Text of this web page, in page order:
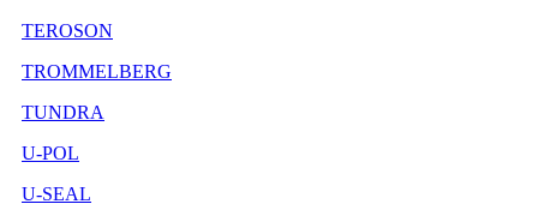
TEROSON
TROMMELBERG
TUNDRA
U-POL
U-SEAL